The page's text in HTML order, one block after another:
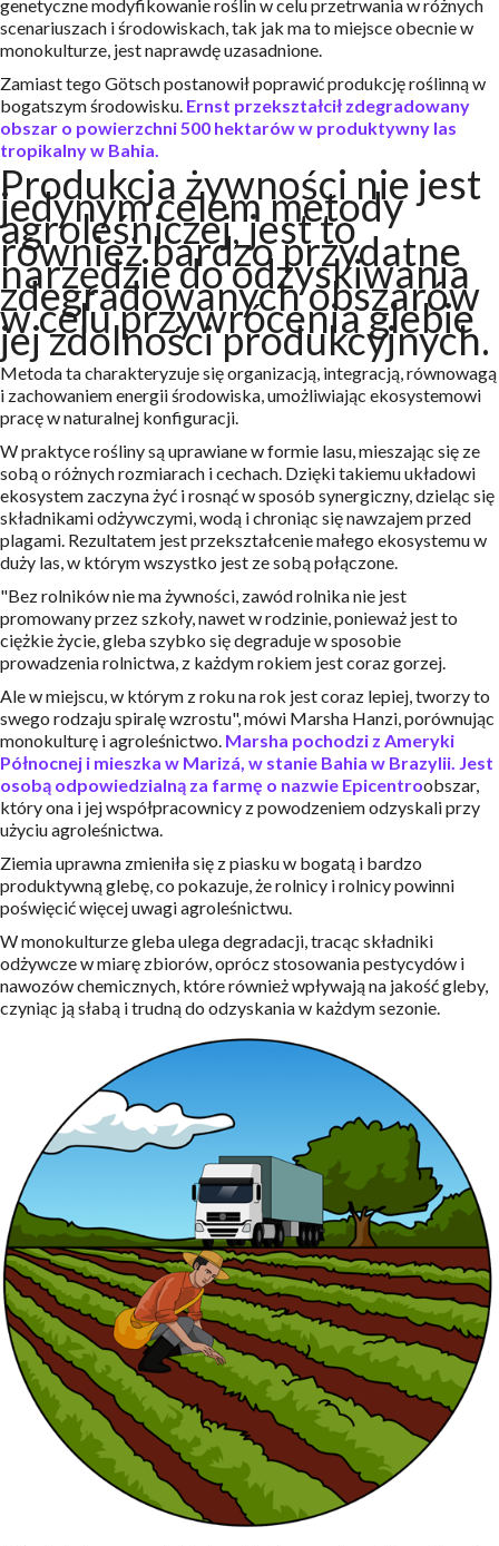
genetyczne modyfikowanie roślin w celu przetrwania w różnych
scenariuszach i środowiskach, tak jak ma to miejsce obecnie w
monokulturze, jest naprawdę uzasadnione.
Zamiast tego Götsch postanowił poprawić produkcję roślinną w
bogatszym środowisku. Ernst przekształcił zdegradowany
obszar o powierzchni 500 hektarów w produktywny las
tropikalny w Bahia.
Produkcja żywności nie jest
jedynym celem metody
agroleśniczej, jest to
również bardzo przydatne
narzędzie do odzyskiwania
zdegradowanych obszarów
w celu przywrócenia glebie
jej zdolności produkcyjnych.
Metoda ta charakteryzuje się organizacją, integracją, równowagą
i zachowaniem energii środowiska, umożliwiając ekosystemowi
pracę w naturalnej konfiguracji.
W praktyce rośliny są uprawiane w formie lasu, mieszając się ze
sobą o różnych rozmiarach i cechach. Dzięki takiemu układowi
ekosystem zaczyna żyć i rosnąć w sposób synergiczny, dzieląc się
składnikami odżywczymi, wodą i chroniąc się nawzajem przed
plagami. Rezultatem jest przekształcenie małego ekosystemu w
duży las, w którym wszystko jest ze sobą połączone.
"Bez rolników nie ma żywności, zawód rolnika nie jest
promowany przez szkoły, nawet w rodzinie, ponieważ jest to
ciężkie życie, gleba szybko się degraduje w sposobie
prowadzenia rolnictwa, z każdym rokiem jest coraz gorzej.
Ale w miejscu, w którym z roku na rok jest coraz lepiej, tworzy to
swego rodzaju spiralę wzrostu", mówi Marsha Hanzi, porównując
monokulturę i agroleśnictwo. Marsha pochodzi z Ameryki
Północnej i mieszka w Marizá, w stanie Bahia w Brazylii. Jest
osobą odpowiedzialną za farmę o nazwie Epicentroobszar,
który ona i jej współpracownicy z powodzeniem odzyskali przy
użyciu agroleśnictwa.
Ziemia uprawna zmieniła się z piasku w bogatą i bardzo
produktywną glebę, co pokazuje, że rolnicy i rolnicy powinni
poświęcić więcej uwagi agroleśnictwu.
W monokulturze gleba ulega degradacji, tracąc składniki
odżywcze w miarę zbiorów, oprócz stosowania pestycydów i
nawozów chemicznych, które również wpływają na jakość gleby,
czyniąc ją słabą i trudną do odzyskania w każdym sezonie.